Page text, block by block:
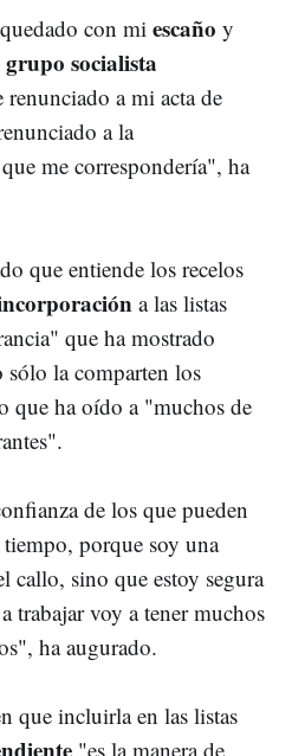
con mi escaño y
grupo socialista
renunciado a mi acta de
a la
me correspondería", ha
que entiende los recelos
a las listas
que ha mostrado
sólo la comparten los
que ha oído a "muchos de
de los que pueden
porque soy una
callo, sino que estoy segura
trabajar voy a tener muchos
ha augurado.
que incluirla en las listas
"es la manera de